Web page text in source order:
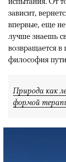
зависит,
впервые, еще
лучше знаешь
возвращается в
философия
Природа как
формой